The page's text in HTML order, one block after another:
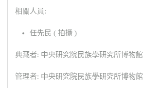
相關人員:
任先民 ( 拍攝 )
典藏者: 中央研究院民族學研究所博物館
管理者: 中央研究院民族學研究所博物館